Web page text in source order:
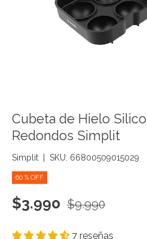
Cubeta de Hielo
Redondos Simplit
Simplit SKU: 66800509015029
60 % OFF
Precio de venta
$3.990 Precio normal
$9.990
7 reseñas